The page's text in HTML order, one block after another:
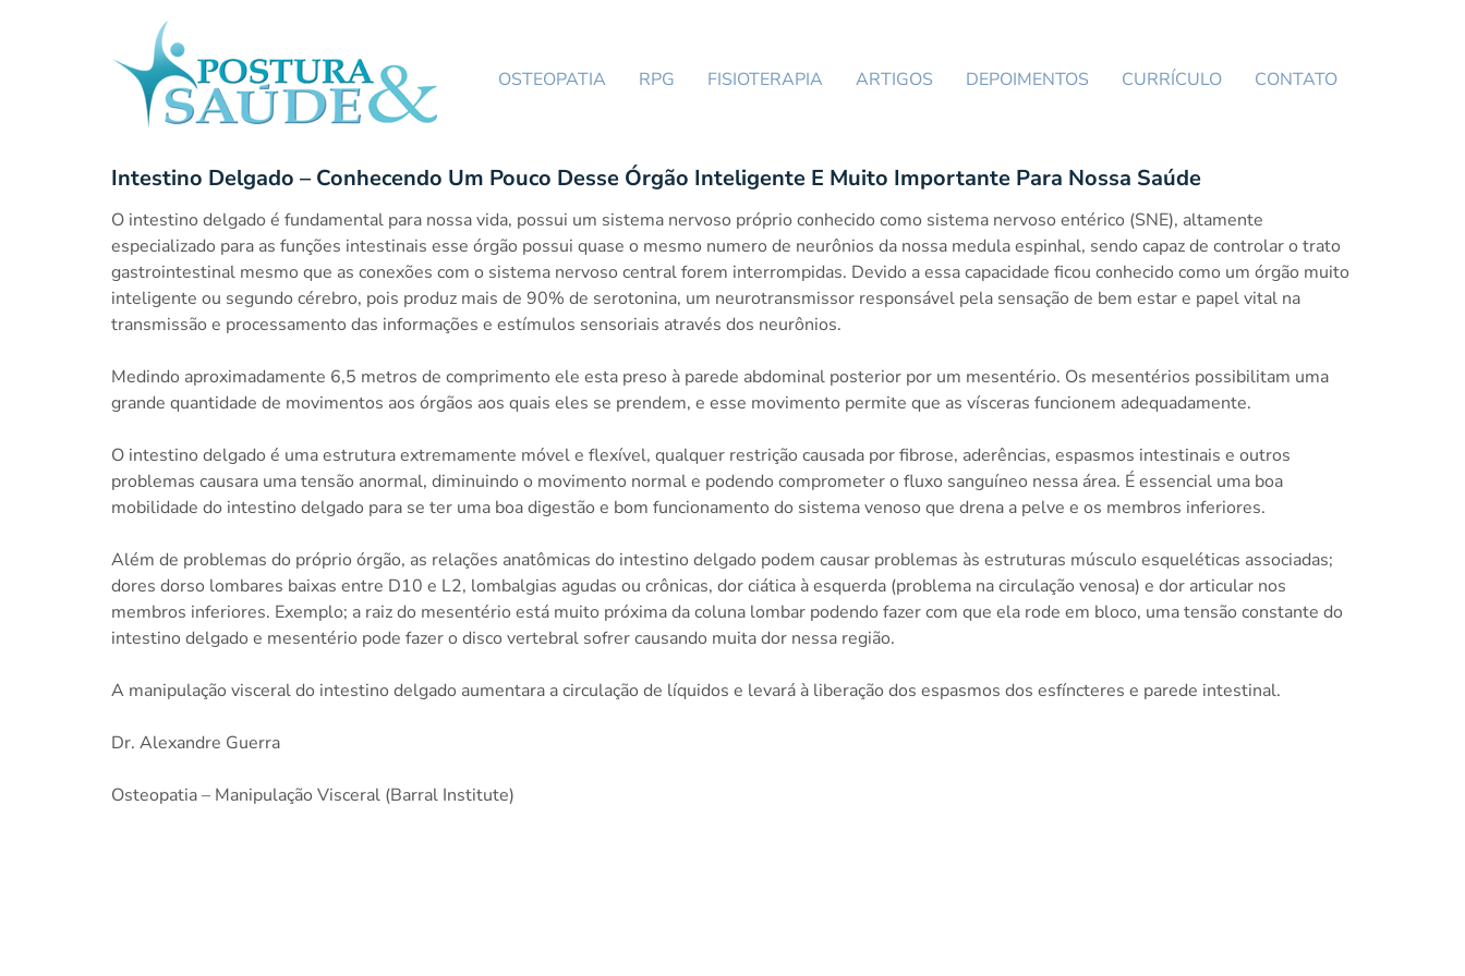
OSTEOPATIA RPG FISIOTERAPIA ARTIGOS DEPOIMENTOS CURRÍCULO CONTATO
Intestino Delgado – Conhecendo Um Pouco Desse Órgão Inteligente E Muito Importante Para Nossa Saúde
O intestino delgado é fundamental para nossa vida, possui um sistema nervoso próprio conhecido como sistema nervoso entérico (SNE), altamente
especializado para as funções intestinais esse órgão possui quase o mesmo numero de neurônios da nossa medula espinhal, sendo capaz de controlar o trato
gastrointestinal mesmo que as conexões com o sistema nervoso central forem interrompidas. Devido a essa capacidade ficou conhecido como um órgão muito
inteligente ou segundo cérebro, pois produz mais de 90% de serotonina, um neurotransmissor responsável pela sensação de bem estar e papel vital na
transmissão e processamento das informações e estímulos sensoriais através dos neurônios.
Medindo aproximadamente 6,5 metros de comprimento ele esta preso à parede abdominal posterior por um mesentério. Os mesentérios possibilitam uma
grande quantidade de movimentos aos órgãos aos quais eles se prendem, e esse movimento permite que as vísceras funcionem adequadamente.
O intestino delgado é uma estrutura extremamente móvel e flexível, qualquer restrição causada por fibrose, aderências, espasmos intestinais e outros
problemas causara uma tensão anormal, diminuindo o movimento normal e podendo comprometer o fluxo sanguíneo nessa área. É essencial uma boa
mobilidade do intestino delgado para se ter uma boa digestão e bom funcionamento do sistema venoso que drena a pelve e os membros inferiores.
Além de problemas do próprio órgão, as relações anatômicas do intestino delgado podem causar problemas às estruturas músculo esqueléticas associadas;
dores dorso lombares baixas entre D10 e L2, lombalgias agudas ou crônicas, dor ciática à esquerda (problema na circulação venosa) e dor articular nos
membros inferiores. Exemplo; a raiz do mesentério está muito próxima da coluna lombar podendo fazer com que ela rode em bloco, uma tensão constante do
intestino delgado e mesentério pode fazer o disco vertebral sofrer causando muita dor nessa região.
A manipulação visceral do intestino delgado aumentara a circulação de líquidos e levará à liberação dos espasmos dos esfíncteres e parede intestinal.
Dr. Alexandre Guerra
Osteopatia – Manipulação Visceral (Barral Institute)